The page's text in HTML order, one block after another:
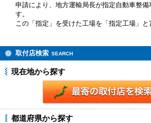
申請により、地方運輸局長が指定自動車整備
す。
この「指定」を受けた工場を「指定工場」と
取付店検索 SEARCH
現在地から探す
都道府県から探す